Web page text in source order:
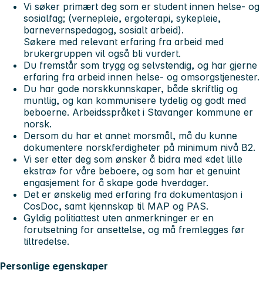
Vi søker primært deg som er student innen helse- og
sosialfag; (vernepleie, ergoterapi, sykepleie,
barnevernspedagog, sosialt arbeid).
Søkere med relevant erfaring fra arbeid med
brukergruppen vil også bli vurdert.
Du fremstår som trygg og selvstendig, og har gjerne
erfaring fra arbeid innen helse- og omsorgstjenester.
Du har gode norskkunnskaper, både skriftlig og
muntlig, og kan kommunisere tydelig og godt med
beboerne. Arbeidsspråket i Stavanger kommune er
norsk.
Dersom du har et annet morsmål, må du kunne
dokumentere norskferdigheter på minimum nivå B2.
Vi ser etter deg som ønsker å bidra med «det lille
ekstra» for våre beboere, og som har et genuint
engasjement for å skape gode hverdager.
Det er ønskelig med erfaring fra dokumentasjon i
CosDoc, samt kjennskap til MAP og PAS.
Gyldig politiattest uten anmerkninger er en
forutsetning for ansettelse, og må fremlegges før
tiltredelse.
Personlige egenskaper